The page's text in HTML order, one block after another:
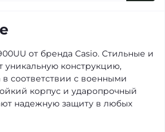
от бренда Casio. Стильные и
уникальную конструкцию,
в соответствии с военными
корпус и ударопрочный
надежную защиту в любых